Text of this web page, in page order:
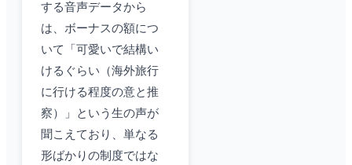
する音声データから
は、ボーナスの額につ
いて「可愛いで結構い
けるぐらい（海外旅行
に行ける程度の意と推
察）」という生の声が
聞こえており、単なる
形ばかりの制度ではな